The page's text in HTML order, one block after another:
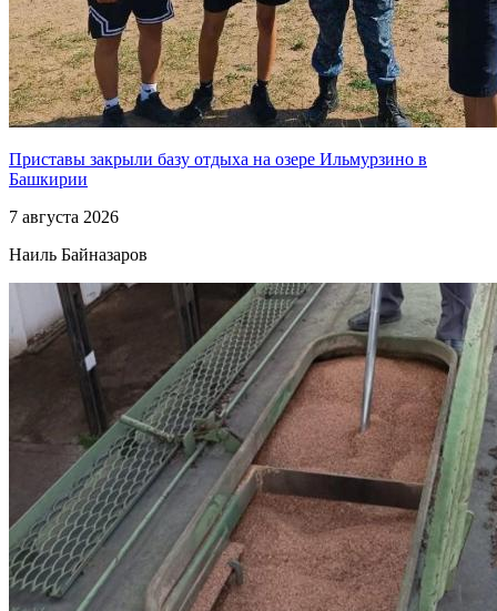
Приставы закрыли базу отдыха на озере Ильмурзино в
Башкирии
7 августа 2026
Наиль Байназаров